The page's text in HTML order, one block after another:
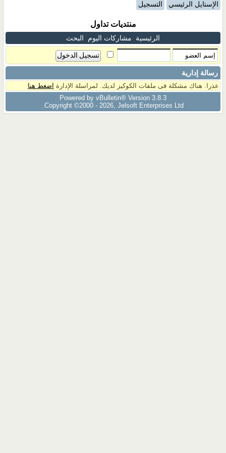
الإستايل الرئيسي التسجيل
منتديات تداول
الرئيسية مشاركات اليوم البحث
رسالة إدارية
عذرا. هناك مشكلة فى ملفات الكوكيز لديك. لمراسلة الإدارة اضغط هنا
Powered by vBulletin® Version 3.8.3
Copyright ©2000 - 2026, Jelsoft Enterprises Ltd.